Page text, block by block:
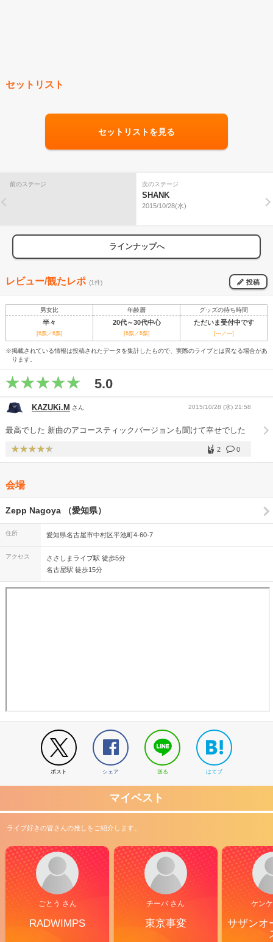
セットリスト
セットリストを見る
前のステージ 次のステージ
SHANK
2015/10/28(水)
ラインナップへ
レビュー/観たレポ (1件) 投稿
男女比 年齢層 グッズの待ち時間
半々 20代～30代中心 ただいま受付中です
[6票／6票] [6票／6票] [---／---]
※掲載されている情報は投稿されたデータを集計したもので、実際のライブとは異なる場合があ
ります。
5.0
KAZUKi.M さん 2015/10/28 (水) 21:58
最高でした 新曲のアコースティックバージョンも聞けて幸せでした
0
2
会場
Zepp Nagoya （愛知県）
住所 愛知県名古屋市中村区平池町4-60-7
アクセス
ささしまライブ駅 徒歩5分
名古屋駅 徒歩15分
ポスト シェア 送る はてブ
マイベスト
ライブ好きの皆さんの推しをご紹介します。
ごとう さん
RADWIMPS
チーバ さん
東京事変
ケン
サザンオ